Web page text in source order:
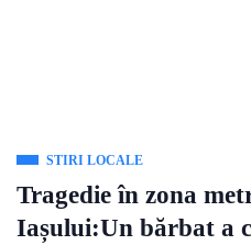
STIRI LOCALE
Tragedie în zona
Iașului:Un bărbat a